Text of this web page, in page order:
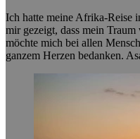
Ich hatte meine Afrika-Reise
mir gezeigt, dass mein
möchte mich bei allen
ganzem Herzen bedanken.